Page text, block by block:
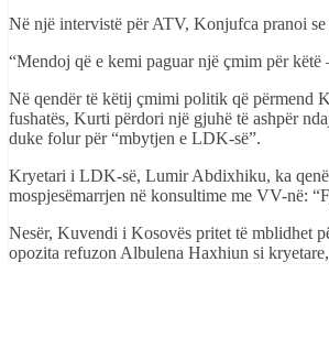
Në një intervistë për ATV, Konjufca pranoi
“Mendoj që e kemi paguar një çmim për këtë
Në qendër të këtij çmimi politik që përmend
fushatës, Kurti përdori një gjuhë të ashpër
duke folur për “mbytjen e LDK-së”.
Kryetari i LDK-së, Lumir Abdixhiku, ka qenë
mospjesëmarrjen në konsultime me VV-në:
Nesër, Kuvendi i Kosovës pritet të mblidhet
opozita refuzon Albulena Haxhiun si